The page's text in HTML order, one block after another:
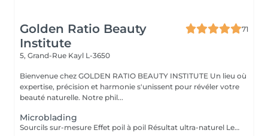
Golden Ratio Beauty
Institute
71
5, Grand-Rue Kayl L-3650
Bienvenue chez GOLDEN RATIO BEAUTY INSTITUTE Un lieu où
expertise, précision et harmonie s'unissent pour révéler votre
beauté naturelle. Notre phil...
Microblading
Sourcils sur-mesure Effet poil à poil Résultat ultra-naturel Le microblading est une technique de maquillage semi-permanent qui permet de redessiner les sourcils de façon précise et naturelle, en imitant parfaitement l'aspect du poil. À l'aide d'une fine lame composée de micro-aiguilles, des pigments sont implantés manuellement dans la couche superficielle de la peau. Ce soin est idéal pour : restructurer une ligne clairsemée, corriger une asymétrie, gagner du temps au quotidien, sublimer le regard sans maquillage. Résultat : des sourcils harmonieux, élégants et adaptés à la morphologie de votre visage invisiblement travaillés, visiblement magnifiques. La tenue varie de 9 à 18 mois selon le type de peau, le mode de vie et l'entretien.